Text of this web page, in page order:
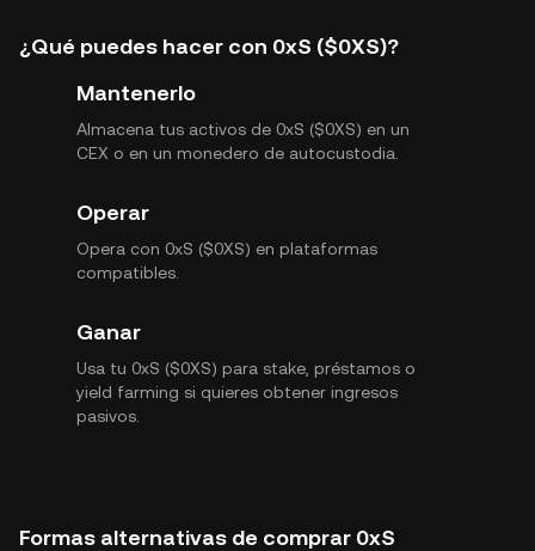
¿Qué puedes hacer con 0xS ($0XS)?
Mantenerlo
Almacena tus activos de 0xS ($0XS) en un
CEX o en un monedero de autocustodia.
Operar
Opera con 0xS ($0XS) en plataformas
compatibles.
Ganar
Usa tu 0xS ($0XS) para stake, préstamos o
yield farming si quieres obtener ingresos
pasivos.
Formas alternativas de comprar 0xS